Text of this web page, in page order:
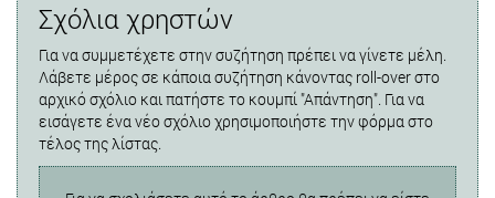
Σχόλια χρηστών
Για να συμμετέχετε στην συζήτηση πρέπει να γίνετε μέλη.
Λάβετε μέρος σε κάποια συζήτηση κάνοντας roll-over στο
αρχικό σχόλιο και πατήστε το κουμπί "Απάντηση". Για να
εισάγετε ένα νέο σχόλιο χρησιμοποιήστε την φόρμα στο
τέλος της λίστας.